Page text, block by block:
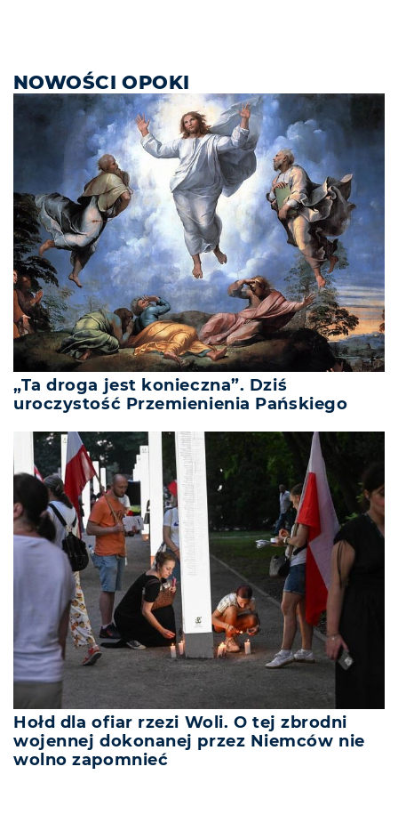
NOWOŚCI OPOKI
„Ta droga jest konieczna”. Dziś
uroczystość Przemienienia Pańskiego
Hołd dla ofiar rzezi Woli. O tej zbrodni
wojennej dokonanej przez Niemców nie
wolno zapomnieć